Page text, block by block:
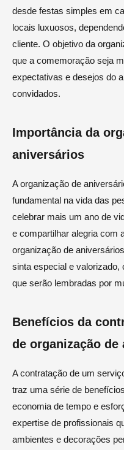
desde festas simples em
locais luxuosos,
cliente. O objetivo da
que a comemoração seja
expectativas e desejos do
convidados.
Importância da
aniversários
A organização de
fundamental na vida das
celebrar mais um ano de
e compartilhar alegria com
organização de
sinta especial e
que serão lembradas por
Benefícios da
de organização de
A contratação de um
traz uma série de
economia de tempo e
expertise de profissionais
ambientes e decorações